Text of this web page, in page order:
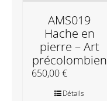
AMS019
Hache en
pierre – Art
précolombien
650,00€
Détails